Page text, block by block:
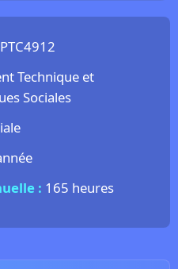
Technique et
Sociales
: 165 heures